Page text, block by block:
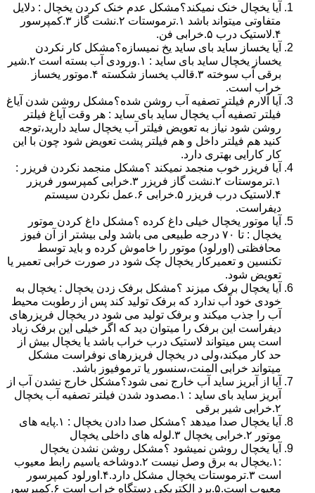
آیا یخچال خنک نمیکند؟مشکل عدم خنک کردن یخچال : دلایل
متفاوتی میتواند باشد ۱.ترموستات ۲.نشت گاز ۳.کمپرسور
۴.لاستیک درب ۵.خرابی فن.
آیا یخساز ساید بای ساید یخ نمیسازه؟مشکل کار نکردن
یخساز یخچال ساید بای ساید : ۱.ورودی آب بسته است ۲.شیر
برقی آب سوخته ۳.قالب یخساز شکسته ۴.موتور یخساز
خراب است.
آیا آلارم فیلتر تصفیه آب روشن شده؟مشکل روشن شدن آیاغ
فیلتر تصفیه آب یخچال ساید بای ساید : هر وقت آیاغ فیلتر
روشن شود نیاز به تعویض فیلتر آب یخچال ساید دارید،توجه
کنید هم فیلتر داخل و هم فیلتر پشت تعویض شود چون با این
کار کارایی بهتری دارد.
آیا فریزر خوب منجمد نمیکند ؟مشکل منجمد نکردن فریزر :
۱.ترموستات ۲.نشت گاز فریزر ۳.خرابی کمپرسور فریزر
۴.لاستیک درب فریزر ۵.خرابی ۶.عمل نکردن سیستم
دیفراست.
آیا موتور یخچال خیلی داغ کرده ؟مشکل داغ کردن موتور
یخچال : تا ۷۰ درجه طبیعی می باشد ولی بیشتر از آن فیوز
محافظتی (اورلود) موتور را خاموش کرده و باید توسط
تکنسین و تعمیرکار یخچال چک شود در صورت خرابی تعمیر یا
تعویض شود.
آیا یخچال برفک میزند ؟مشکل برفک زدن یخچال : یخچال به
خودی خود آب ندارد که برفک تولید کند پس از رطوبت محیط
آب را جذب میکند و برفک تولید می شود در یخچال فریزرهای
دیفراست این برفک را میتوان دید که اگر خیلی این برفک زیاد
است پس میتواند لاستیک درب خراب باشد یا یخچال بیش از
حد کار میکند،ولی در یخچال فریزرهای نوفراست مشکل
میتواند خرابی المنت،سنسور یا ترموفیوز باشد.
آیا از آبریز ساید آب خارج نمی شود؟مشکل خارج نشدن آب از
آبریز ساید بای ساید : ۱.مصدود شدن فیلتر تصفیه آب یخچال
۲.خرابی شیر برقی
آیا یخچال صدا میدهد ؟مشکل صدا دادن یخچال : ۱.پایه های
موتور ۲.خرابی یخچال ۳.لوله های داخلی یخچال
آیا یخچال روشن نمیشود ؟مشکل روشن نشدن یخچال
:۱.یخچال به برق وصل نیست ۲.دوشاخه یاسیم رابط معیوب
است ۳.ترموستات یخچال مشکل دارد.۴.اورلود کمپرسور
معیوب است.۵.برد الکتریکی دستگاه خراب است ۶.کمپرسور